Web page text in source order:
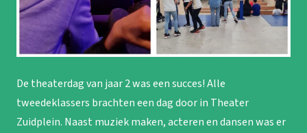
De theaterdag van jaar 2 was een succes! Alle
tweedeklassers brachten een dag door in Theater
Zuidplein. Naast muziek maken, acteren en dansen was er